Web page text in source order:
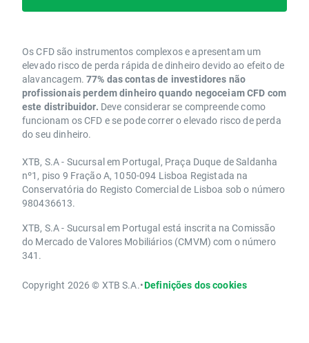
Os CFD são instrumentos complexos e apresentam um
elevado risco de perda rápida de dinheiro devido ao efeito de
alavancagem. 77% das contas de investidores não
profissionais perdem dinheiro quando negoceiam CFD com
este distribuidor. Deve considerar se compreende como
funcionam os CFD e se pode correr o elevado risco de perda
do seu dinheiro.
XTB, S.A - Sucursal em Portugal, Praça Duque de Saldanha
nº1, piso 9 Fração A, 1050-094 Lisboa Registada na
Conservatória do Registo Comercial de Lisboa sob o número
980436613.
XTB, S.A - Sucursal em Portugal está inscrita na Comissão
do Mercado de Valores Mobiliários (CMVM) com o número
341.
Copyright 2026 © XTB S.A.•Definições dos cookies